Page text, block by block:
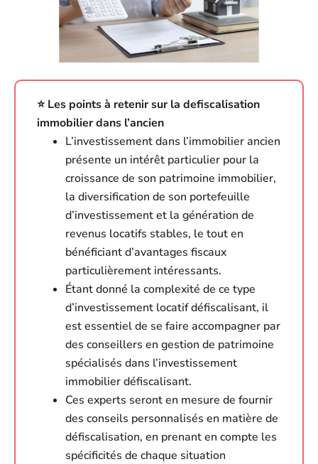
⭐️ Les points à retenir sur la defiscalisation
immobilier dans l’ancien
L’investissement dans l’immobilier ancien
présente un intérêt particulier pour la
croissance de son patrimoine immobilier,
la diversification de son portefeuille
d’investissement et la génération de
revenus locatifs stables, le tout en
bénéficiant d’avantages fiscaux
particulièrement intéressants.
Étant donné la complexité de ce type
d’investissement locatif défiscalisant, il
est essentiel de se faire accompagner par
des conseillers en gestion de patrimoine
spécialisés dans l’investissement
immobilier défiscalisant.
Ces experts seront en mesure de fournir
des conseils personnalisés en matière de
défiscalisation, en prenant en compte les
spécificités de chaque situation